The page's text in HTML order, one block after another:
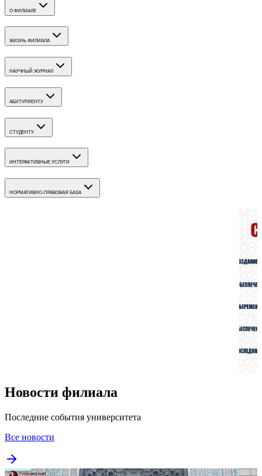
О ФИЛИАЛЕ
ЖИЗНЬ ФИЛИАЛА
НАУЧНЫЙ ЖУРНАЛ
АБИТУРИЕНТУ
СТУДЕНТУ
ИНТЕРАКТИВНЫЕ УСЛУГИ
НОРМАТИВНО-ПРАВОВАЯ БАЗА
Новости филиала
Последние события университета
Все новости